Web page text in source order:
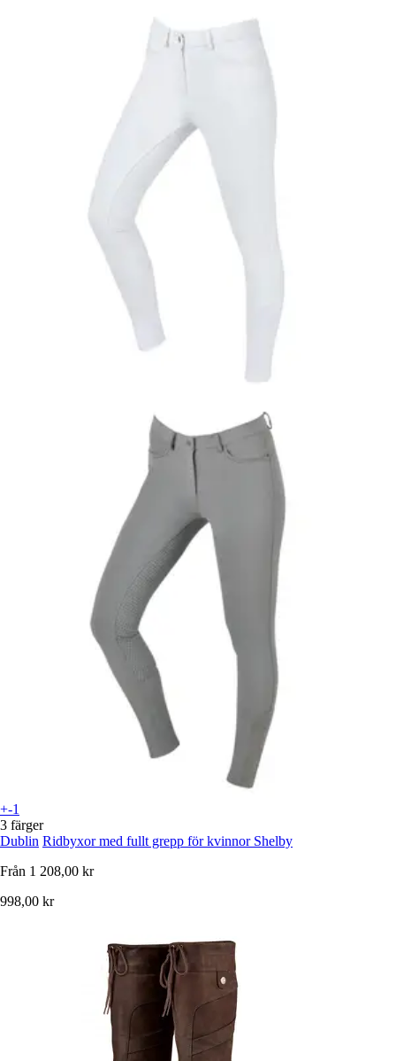
+-1
3 färger
Dublin Ridbyxor med fullt grepp för kvinnor Shelby
Från 1 208,00 kr
998,00 kr